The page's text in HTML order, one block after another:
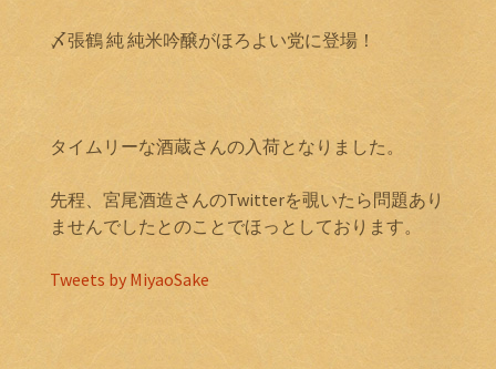
〆張鶴 純 純米吟醸がほろよい党に登場！
タイムリーな酒蔵さんの入荷となりました。
先程、宮尾酒造さんのTwitterを覗いたら問題あり
ませんでしたとのことでほっとしております。
Tweets by MiyaoSake